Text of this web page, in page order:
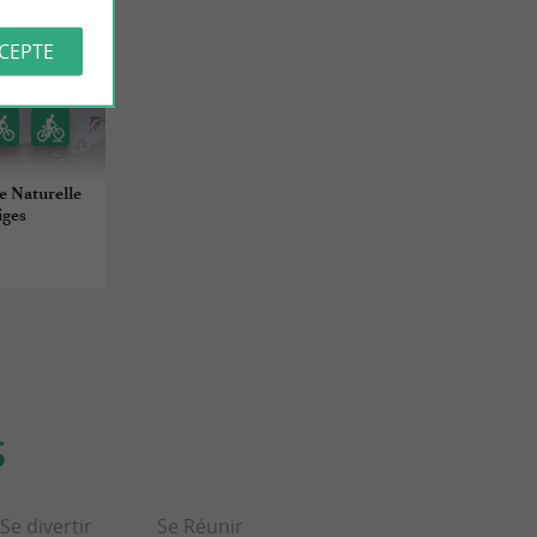
Naturelle
Se divertir Se Réunir